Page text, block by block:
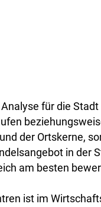
für die
der Ortskerne,
in der
am besten
ist im